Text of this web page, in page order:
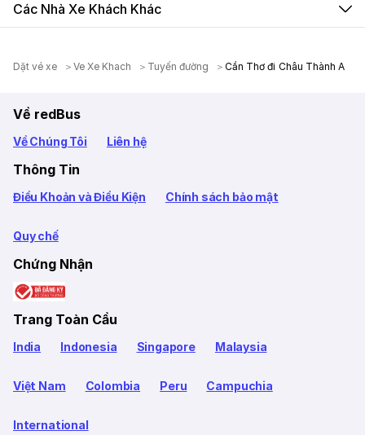
Các Nhà Xe Khách Khác
Dặt vé xe Ve Xe Khach Tuyến đường Cần Thơ đi Châu Thành A
Về redBus
Về Chúng Tôi Liên hệ
Thông Tin
Điều Khoản và Điều Kiện Chính sách bảo mật
Quy chế
Chứng Nhận
Trang Toàn Cầu
India Indonesia Singapore Malaysia
Việt Nam Colombia Peru Campuchia
International